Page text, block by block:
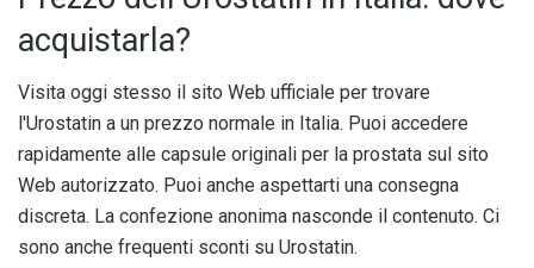
acquistarla?
Visita oggi stesso il sito Web ufficiale per trovare
l'Urostatin a un prezzo normale in Italia. Puoi accedere
rapidamente alle capsule originali per la prostata sul sito
Web autorizzato. Puoi anche aspettarti una consegna
discreta. La confezione anonima nasconde il contenuto. Ci
sono anche frequenti sconti su Urostatin.